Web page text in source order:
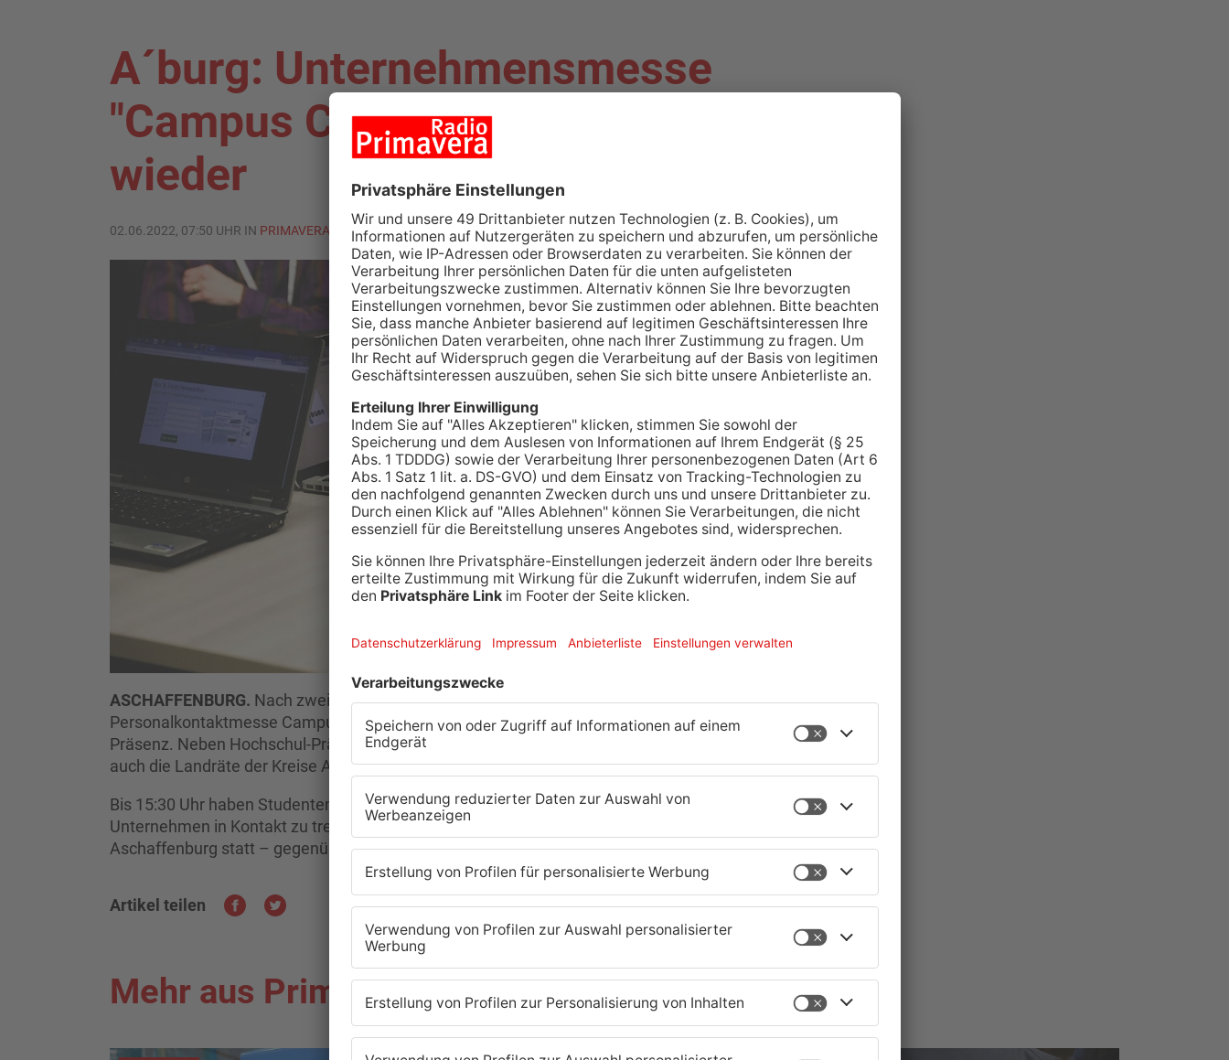
A´burg: Unternehmensmesse
"Campus Careers" startet
wieder
02.06.2022, 07:50 UHR IN PRIMAVERALAND
ASCHAFFENBURG. Nach zwei Jahren Pandemie wird heute wieder die Unternehmens- und
Personalkontaktmesse Campus Careers in Aschaffenburg ausgetragen - und das in
Präsenz. Neben Hochschul-Präsidentin Beck-Meuth und Oberbürgermeister Herzing sind
auch die Landräte der Kreise Aschaffenburg und Miltenberg vor Ort.
Bis 15:30 Uhr haben Studenten vom bayerischen Untermain die Möglichkeit mit regionalen
Unternehmen in Kontakt zu treten. Die Messe findet auf dem TVA-Gelände in
Aschaffenburg statt – gegenüber der technischen Hochschule.
Artikel teilen
Mehr aus Primaveraland